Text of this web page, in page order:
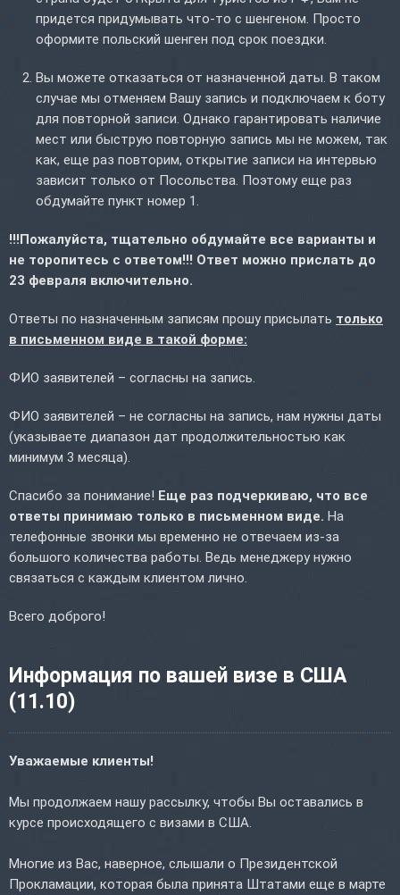
придется придумывать что-то с шенгеном. Просто
оформите польский шенген под срок поездки.
Вы можете отказаться от назначенной даты. В таком
случае мы отменяем Вашу запись и подключаем к боту
для повторной записи. Однако гарантировать наличие
мест или быструю повторную запись мы не можем, так
как, еще раз повторим, открытие записи на интервью
зависит только от Посольства. Поэтому еще раз
обдумайте пункт номер 1.
!!!Пожалуйста, тщательно обдумайте все варианты и
не торопитесь с ответом!!! Ответ можно прислать до
23 февраля включительно.
Ответы по назначенным записям прошу присылать только
в письменном виде в такой форме:
ФИО заявителей – согласны на запись.
ФИО заявителей – не согласны на запись, нам нужны даты
(указываете диапазон дат продолжительностью как
минимум 3 месяца).
Спасибо за понимание! Еще раз подчеркиваю, что все
ответы принимаю только в письменном виде. На
телефонные звонки мы временно не отвечаем из-за
большого количества работы. Ведь менеджеру нужно
связаться с каждым клиентом лично.
Всего доброго!
Информация по вашей визе в США
(11.10)
Уважаемые клиенты!
Мы продолжаем нашу рассылку, чтобы Вы оставались в
курсе происходящего с визами в США.
Многие из Вас, наверное, слышали о Президентской
Прокламации, которая была принята Штатами еще в марте